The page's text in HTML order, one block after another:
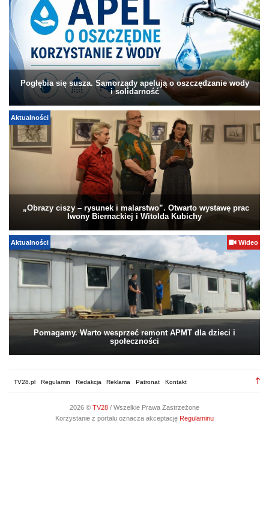
Pogłębia się susza. Samorządy apelują o oszczędzanie wody
i solidarność
Aktualności
„Obrazy ciszy – rysunek i malarstwo”. Otwarto wystawę prac
Iwony Biernackiej i Witolda Kubichy
Aktualności Wideo
Pomagamy. Warto wesprzeć remont APMT dla dzieci i
społeczności
TV28.pl Regulamin Redakcja Reklama Patronat Kontakt
2026 © TV28 / Wszelkie Prawa Zastrzeżone
Korzystanie z portalu oznacza akceptację Regulaminu